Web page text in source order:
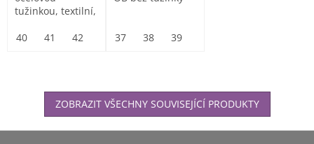
tužinkou, textilní,
40
41 42 37 38 39
ZOBRAZIT VŠECHNY SOUVISEJÍCÍ PRODUKTY
Z